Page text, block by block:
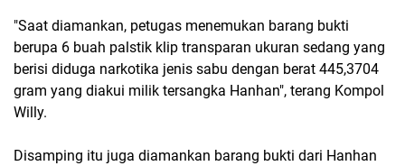
"Saat diamankan, petugas menemukan barang bukti
berupa 6 buah palstik klip transparan ukuran sedang yang
berisi diduga narkotika jenis sabu dengan berat 445,3704
gram yang diakui milik tersangka Hanhan", terang Kompol
Willy.
Disamping itu juga diamankan barang bukti dari Hanhan